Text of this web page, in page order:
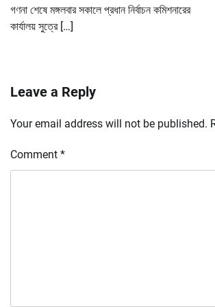
গণনা শেষে মঙ্গলবার সকালে প্রধান নির্বাচন কমিশনারের
কার্যালয় সুত্রে […]
Leave a Reply
Your email address will not be published.
Comment *